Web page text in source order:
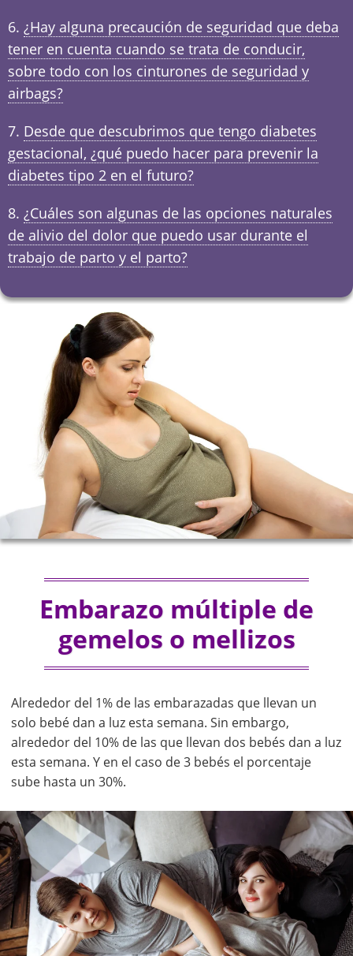
¿Hay alguna precaución de seguridad que deba
tener en cuenta cuando se trata de conducir,
sobre todo con los cinturones de seguridad y
airbags?
Desde que descubrimos que tengo diabetes
gestacional, ¿qué puedo hacer para prevenir la
diabetes tipo 2 en el futuro?
¿Cuáles son algunas de las opciones naturales
de alivio del dolor que puedo usar durante el
trabajo de parto y el parto?
Embarazo múltiple de
gemelos o mellizos
Alrededor del 1% de las embarazadas que llevan un
solo bebé dan a luz esta semana. Sin embargo,
alrededor del 10% de las que llevan dos bebés dan a luz
esta semana. Y en el caso de 3 bebés el porcentaje
sube hasta un 30%.